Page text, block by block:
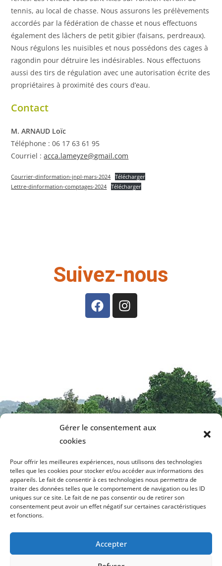
Gérer le consentement aux
cookies
Pour offrir les meilleures expériences, nous utilisons des technologies
telles que les cookies pour stocker et/ou accéder aux informations des
appareils. Le fait de consentir à ces technologies nous permettra de
traiter des données telles que le comportement de navigation ou les ID
uniques sur ce site. Le fait de ne pas consentir ou de retirer son
consentement peut avoir un effet négatif sur certaines caractéristiques
et fonctions.
Accepter
tennis, au local de chasse. Nous assurons les prélèvements
accordés par la fédération de chasse et nous effectuons
également des lâchers de petit gibier (faisans, perdreaux).
Nous régulons les nuisibles et nous possédons des cages à
ragondin pour détruire les indésirables. Nous effectuons
aussi des tirs de régulation avec une autorisation écrite des
propriétaires à proximité des cours d’eau.
Contact
M. ARNAUD Loïc
Téléphone : 06 17 63 61 95
Courriel :acca.lameyze@gmail.com
Courrier-dinformation-jnpl-mars-2024 Télécharger
Lettre-dinformation-comptages-2024 Télécharger
Suivez-nous
Contactez-nous
Mairie de La Meyze
1, Square de Pittem
87800 La Meyze
Tél. 05 55 00 70 21
Fax. 05 55 00 56 30
Contactez-nous par e-mail
mairie.la.meyze@orange.fr
Horaires d’ouverture
Votre mairie est ouverte en semaine de 8h30 à 12h
et de 13h30 à 17h, à l’exception du mercredi.
Mr le Maire reçoit sur rdv y compris le samedi.